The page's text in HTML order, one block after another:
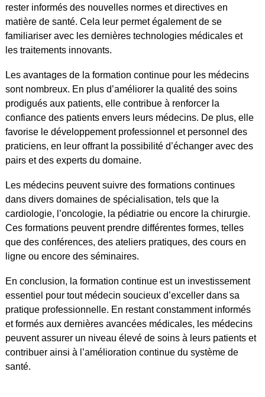
rester informés des nouvelles normes et directives en
matière de santé. Cela leur permet également de se
familiariser avec les dernières technologies médicales et
les traitements innovants.
Les avantages de la formation continue pour les médecins
sont nombreux. En plus d’améliorer la qualité des soins
prodigués aux patients, elle contribue à renforcer la
confiance des patients envers leurs médecins. De plus, elle
favorise le développement professionnel et personnel des
praticiens, en leur offrant la possibilité d’échanger avec des
pairs et des experts du domaine.
Les médecins peuvent suivre des formations continues
dans divers domaines de spécialisation, tels que la
cardiologie, l’oncologie, la pédiatrie ou encore la chirurgie.
Ces formations peuvent prendre différentes formes, telles
que des conférences, des ateliers pratiques, des cours en
ligne ou encore des séminaires.
En conclusion, la formation continue est un investissement
essentiel pour tout médecin soucieux d’exceller dans sa
pratique professionnelle. En restant constamment informés
et formés aux dernières avancées médicales, les médecins
peuvent assurer un niveau élevé de soins à leurs patients et
contribuer ainsi à l’amélioration continue du système de
santé.